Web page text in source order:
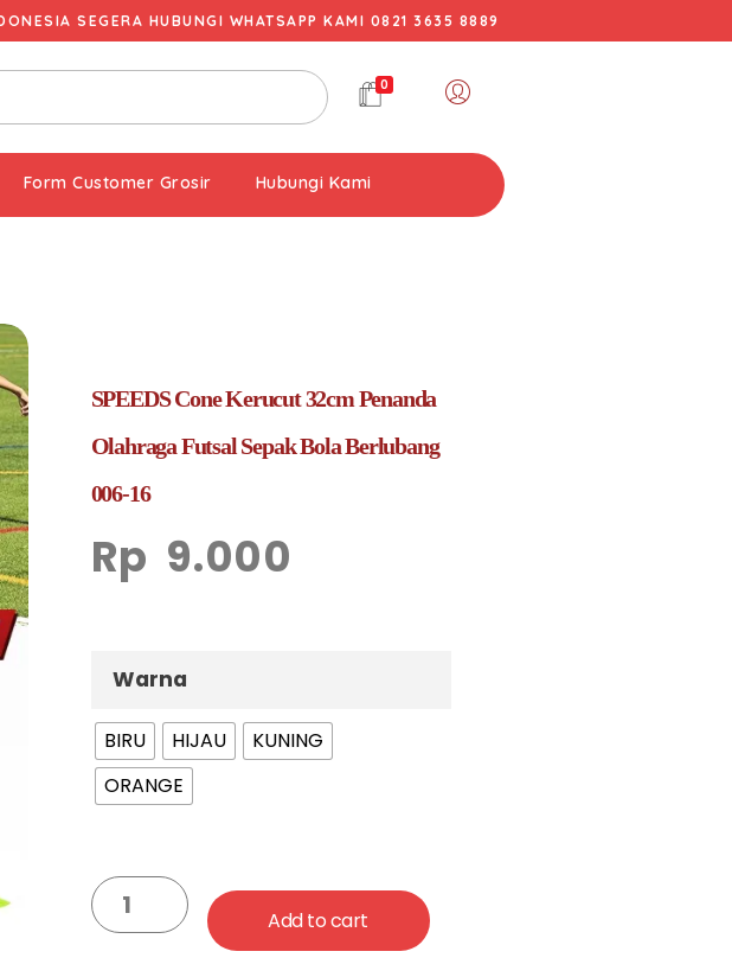
SEGERA HUBUNGI WHATSAPP KAMI 0821 3635 8889
0
Form Customer Grosir Hubungi Kami
SPEEDS Cone Kerucut 32cm Penanda
Olahraga Futsal Sepak Bola Berlubang
006-16
Rp 9.000
Warna
BIRU HIJAU
KUNING
ORANGE
Add to cart